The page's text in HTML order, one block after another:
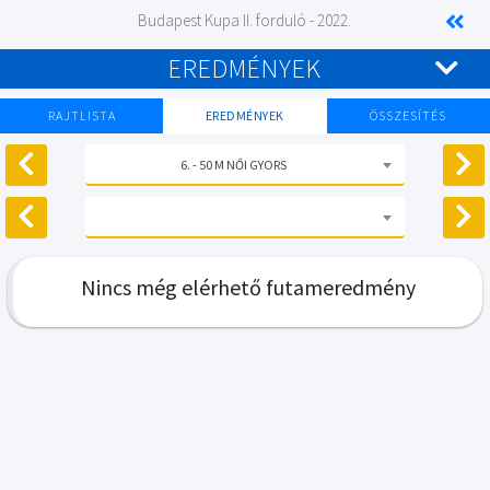
Budapest Kupa II. forduló - 2022.
EREDMÉNYEK
RAJTLISTA EREDMÉNYEK ÖSSZESÍTÉS
6. - 50 M NŐI GYORS
Nincs még elérhető futameredmény